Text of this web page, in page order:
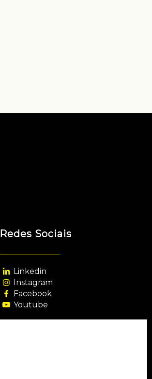
Redes Sociais
Linkedin
Instagram
Facebook
Youtube